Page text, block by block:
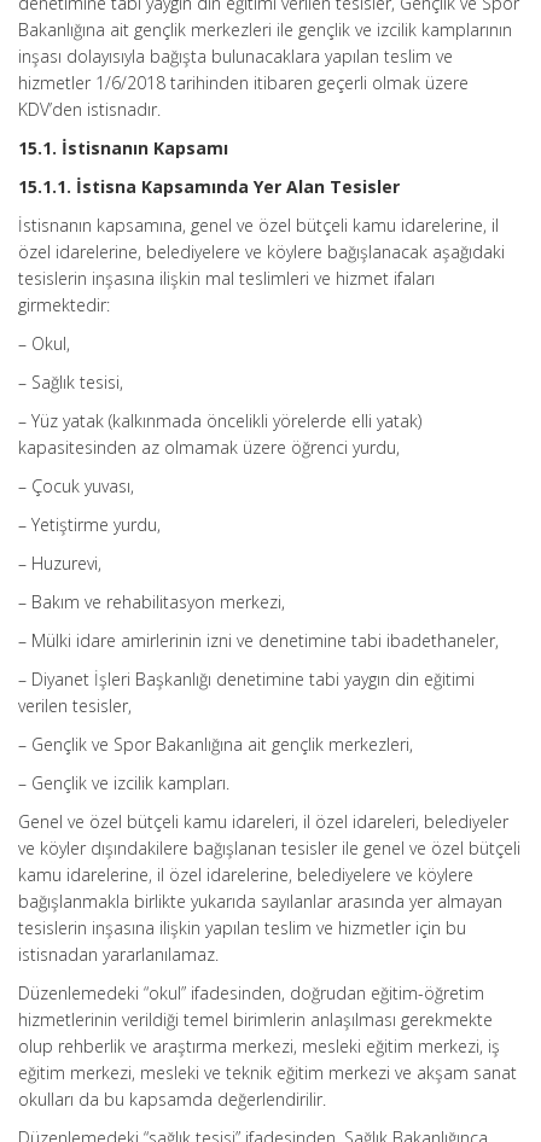
Bakanlığına ait gençlik merkezleri ile gençlik ve izcilik kamplarının
inşası dolayısıyla bağışta bulunacaklara yapılan teslim ve
hizmetler 1/6/2018 tarihinden itibaren geçerli olmak üzere
KDV’den istisnadır.
15.1. İstisnanın Kapsamı
15.1.1. İstisna Kapsamında Yer Alan Tesisler
İstisnanın kapsamına, genel ve özel bütçeli kamu idarelerine, il
özel idarelerine, belediyelere ve köylere bağışlanacak aşağıdaki
tesislerin inşasına ilişkin mal teslimleri ve hizmet ifaları
girmektedir:
– Okul,
– Sağlık tesisi,
– Yüz yatak (kalkınmada öncelikli yörelerde elli yatak)
kapasitesinden az olmamak üzere öğrenci yurdu,
– Çocuk yuvası,
– Yetiştirme yurdu,
– Huzurevi,
– Bakım ve rehabilitasyon merkezi,
– Mülki idare amirlerinin izni ve denetimine tabi ibadethaneler,
– Diyanet İşleri Başkanlığı denetimine tabi yaygın din eğitimi
verilen tesisler,
– Gençlik ve Spor Bakanlığına ait gençlik merkezleri,
– Gençlik ve izcilik kampları.
Genel ve özel bütçeli kamu idareleri, il özel idareleri, belediyeler
ve köyler dışındakilere bağışlanan tesisler ile genel ve özel bütçeli
kamu idarelerine, il özel idarelerine, belediyelere ve köylere
bağışlanmakla birlikte yukarıda sayılanlar arasında yer almayan
tesislerin inşasına ilişkin yapılan teslim ve hizmetler için bu
istisnadan yararlanılamaz.
Düzenlemedeki “okul” ifadesinden, doğrudan eğitim-öğretim
hizmetlerinin verildiği temel birimlerin anlaşılması gerekmekte
olup rehberlik ve araştırma merkezi, mesleki eğitim merkezi, iş
eğitim merkezi, mesleki ve teknik eğitim merkezi ve akşam sanat
okulları da bu kapsamda değerlendirilir.